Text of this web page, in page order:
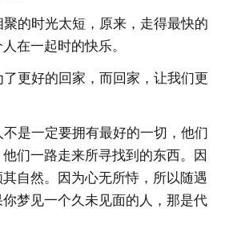
聚的时光太短，原来，走得最快的
在一起时的快乐。
了更好的回家，而回家，让我们更
不是一定要拥有最好的一切，他们
们一路走来所寻找到的东西。因
自然。因为心无所恃，所以随遇
梦见一个久未见面的人，那是代